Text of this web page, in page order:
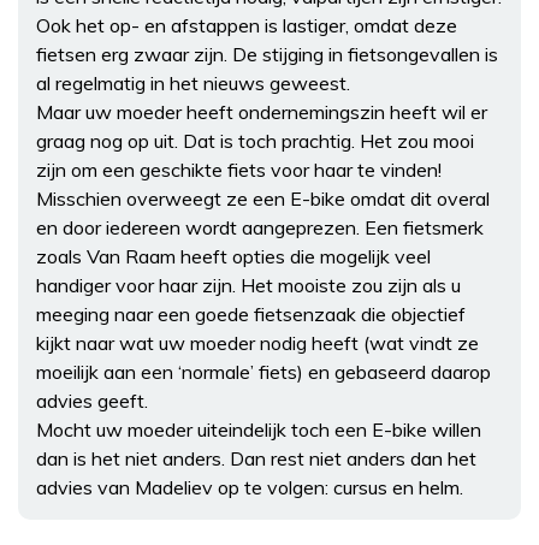
Ook het op- en afstappen is lastiger, omdat deze
fietsen erg zwaar zijn. De stijging in fietsongevallen is
al regelmatig in het nieuws geweest.
Maar uw moeder heeft ondernemingszin heeft wil er
graag nog op uit. Dat is toch prachtig. Het zou mooi
zijn om een geschikte fiets voor haar te vinden!
Misschien overweegt ze een E-bike omdat dit overal
en door iedereen wordt aangeprezen. Een fietsmerk
zoals Van Raam heeft opties die mogelijk veel
handiger voor haar zijn. Het mooiste zou zijn als u
meeging naar een goede fietsenzaak die objectief
kijkt naar wat uw moeder nodig heeft (wat vindt ze
moeilijk aan een ‘normale’ fiets) en gebaseerd daarop
advies geeft.
Mocht uw moeder uiteindelijk toch een E-bike willen
dan is het niet anders. Dan rest niet anders dan het
advies van Madeliev op te volgen: cursus en helm.